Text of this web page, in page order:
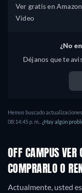
Ver gratis en
Video
¿No
Déjanos que te
Hemos buscado
08:14:45 p. m.
¿Hay algún
OFF CAMPUS VER
COMPRARLO O
Actualmente, usted